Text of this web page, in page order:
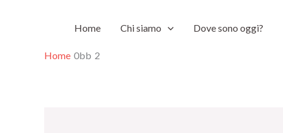
Home Chi siamo Dove sono oggi?
Home 2